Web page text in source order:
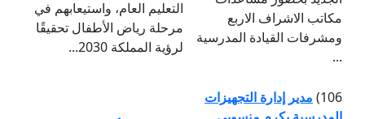
مكاتب الاشراف الاربع
ومشرفات القيادة المدرسية
...
التعليم العام، واستيعابهم في
مرحلة رياض الأطفال تحقيقًا
لرؤية المملكة 2030...
106) مدير إدارة التجهيزات